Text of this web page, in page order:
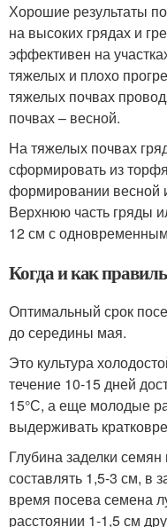
Хорошие результаты
на высоких грядах и
эффективен на
тяжелых и плохо
тяжелых почвах
почвах – весной.
На тяжелых почвах
сформировать из
формировании весной
Верхнюю часть гряды
12 см с
Когда и как
Оптимальный срок
до середины мая.
Это культура
течение 10-15 дней
15°С, а еще молодые
выдерживать
Глубина заделки
составлять 1,5-3 см, в
время посева семена
расстоянии 1-1,5 см